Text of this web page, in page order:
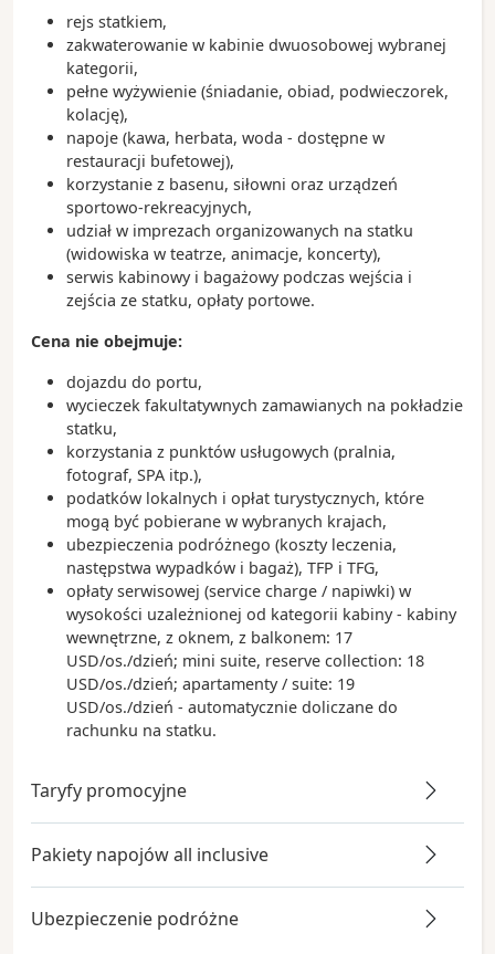
Ciekawostki:
- w 1957 roku odbył się konkurs na projekt gmachu
opery – wygrał go duński architekt Jorn Utzon, który
w 2003 roku został uhonorowany nagrodą Pulitzera
- Aborygeni to rdzenni mieszkańcy Australii
- kangury nieodłącznie kojarzą się z Australią, a
narodowe linie lotnicze Qantas mają kangura w
swoim logo
- w Sydney znajduje się Koala Park Sanctuary, a te
niezwykłe zwierzęta potrafią przespać nawet 20
godzin w ciągu doby
rejs statkiem,
zakwaterowanie w kabinie dwuosobowej wybranej
kategorii,
pełne wyżywienie (śniadanie, obiad, podwieczorek,
kolację),
napoje (kawa, herbata, woda - dostępne w
restauracji bufetowej),
korzystanie z basenu, siłowni oraz urządzeń
sportowo-rekreacyjnych,
udział w imprezach organizowanych na statku
(widowiska w teatrze, animacje, koncerty),
serwis kabinowy i bagażowy podczas wejścia i
zejścia ze statku, opłaty portowe.
Cena nie obejmuje:
dojazdu do portu,
wycieczek fakultatywnych zamawianych na pokładzie
statku,
korzystania z punktów usługowych (pralnia,
fotograf, SPA itp.),
podatków lokalnych i opłat turystycznych, które
mogą być pobierane w wybranych krajach,
ubezpieczenia podróżnego (koszty leczenia,
następstwa wypadków i bagaż), TFP i TFG,
opłaty serwisowej (service charge / napiwki) w
wysokości uzależnionej od kategorii kabiny - kabiny
wewnętrzne, z oknem, z balkonem: 17
USD/os./dzień; mini suite, reserve collection: 18
USD/os./dzień; apartamenty / suite: 19
USD/os./dzień - automatycznie doliczane do
rachunku na statku.
Taryfy promocyjne
Pakiety napojów all inclusive
Ubezpieczenie podróżne